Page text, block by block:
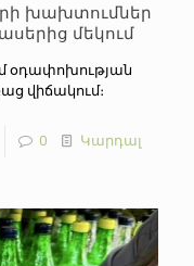
խախտումներ
մեկում
օդափոխության
վիճակում։
0 Կարդալ